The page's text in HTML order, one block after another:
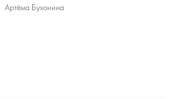
Артёма Бухонина